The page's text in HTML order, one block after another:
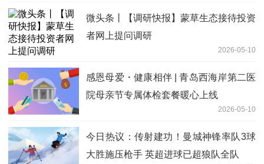
微头条丨【调研快报】蒙草生态接待投资
者网上提问调研
2026-05-10
感恩母爱・健康相伴 | 青岛西海岸第二医
院母亲节专属体检套餐暖心上线
2026-05-10
今日热议：传射建功！曼城神锋率队3球
大胜施压枪手 英超进球已超狼队全队